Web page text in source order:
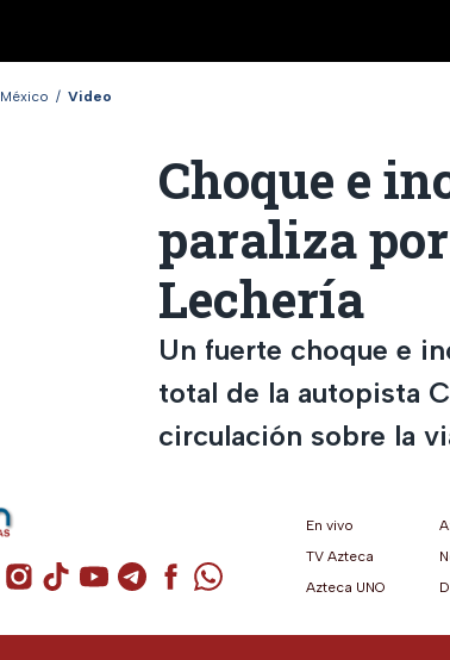
México / Video
Choque e
paraliza
Lechería
Un fuerte choque e
total de la autopista
circulación sobre la
Cuenta de X / Twitter (se abre en una nueva pestaña)
Cuenta de Instagram (se abre en una nueva
Cuenta de TikTok (se abre en una nueva
Cuenta de YouTube (se abre en una
Cuenta de Telegram (se abre en una
Cuenta de Facebook (se abre
Cuenta de WhatsApp (se
En vivo
TV Azteca
Azteca UNO